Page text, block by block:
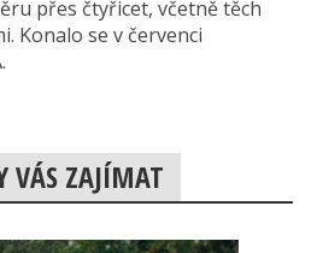
přes čtyřicet, včetně těch
Konalo se v červenci
VÁS ZAJÍMAT